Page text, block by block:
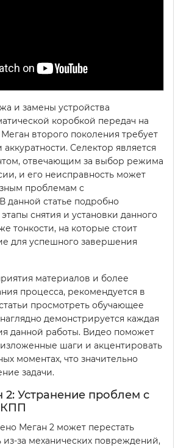
и замены устройства
коробкой передач на
второго поколения требует
Селектор является
отвечающим за выбор режима
и его неисправность может
проблемам с
данной статье подробно
снятия и установки данного
тонкости, на которые стоит
для успешного завершения
материалов и более
процесса, рекомендуется в
просмотреть обучающее
демонстрируется каждая
данной работы. Видео поможет
шаги и акцентировать
моментах, что значительно
задачи.
2: Устранение проблем с
Меган 2 может перестать
за механических повреждений,